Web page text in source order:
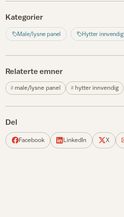
Kategorier
Male/lysne panel Hytter innvendig
Relaterte emner
male/lysne panel hytter innvendig
Del
Facebook LinkedIn X